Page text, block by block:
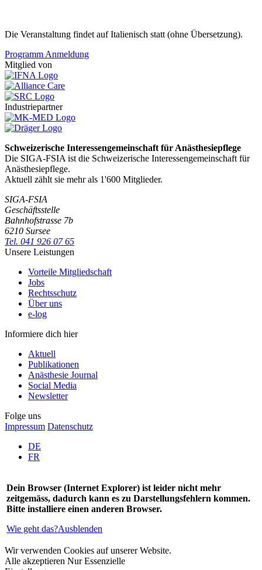
Die Veranstaltung findet auf Italienisch statt (ohne Übersetzung).
Programm Anmeldung
Mitglied von
Industriepartner
Schweizerische Interessengemeinschaft für Anästhesiepflege
Die SIGA-FSIA ist die Schweizerische Interessengemeinschaft für
Anästhesiepflege.
Aktuell zählt sie mehr als 1'600 Mitglieder.
SIGA-FSIA
Geschäftsstelle
Bahnhofstrasse 7b
6210 Sursee
Tel. 041 926 07 65
Unsere Leistungen
Vorteile Mitgliedschaft
Jobs
Rechtsschutz
Über uns
e-log
Informiere dich hier
Aktuell
Publikationen
Anästhesie Journal
Social Media
Newsletter
Folge uns
Impressum Datenschutz
DE
FR
Dein Browser (Internet Explorer) ist leider nicht mehr
zeitgemäss, dadurch kann es zu Darstellungsfehlern kommen.
Bitte installiere einen anderen Browser.
Wie geht das?Ausblenden
Wir verwenden Cookies auf unserer Website.
Alle akzeptieren Nur Essenzielle